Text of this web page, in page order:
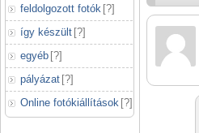
feldolgozott fotók [?]
így készült [?]
egyéb [?]
pályázat [?]
Online fotókiállítások [?]